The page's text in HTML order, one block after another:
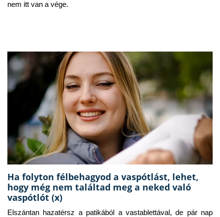
nem itt van a vége.
Ha folyton félbehagyod a vaspótlást, lehet,
hogy még nem találtad meg a neked való
vaspótlót (x)
Elszántan hazatérsz a patikából a vastablettával, de pár nap